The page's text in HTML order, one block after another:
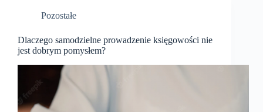
Pozostałe
Dlaczego samodzielne prowadzenie księgowości nie
jest dobrym pomysłem?